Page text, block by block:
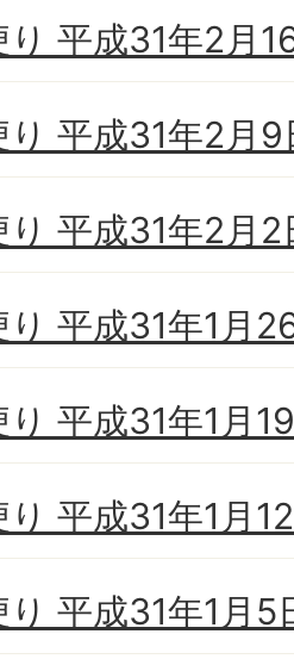
り 平成31年2月
り 平成31年2月
り 平成31年2月
り 平成31年1月
平成31年1月
平成31年1月
平成31年1月5